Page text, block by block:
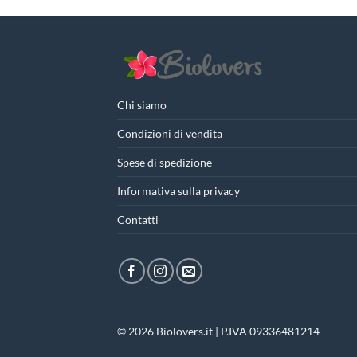
Chi siamo
Condizioni di vendita
Spese di spedizione
Informativa sulla privacy
Contatti
© 2026 Biolovers.it | P.IVA 09336481214